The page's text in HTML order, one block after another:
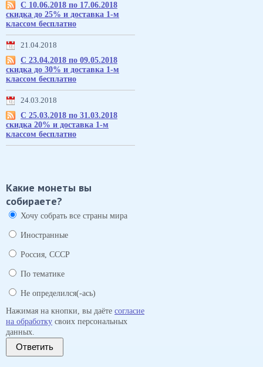
С 10.06.2018 по 17.06.2018
скидка до 25% и доставка 1-м
классом бесплатно
21.04.2018
С 23.04.2018 по 09.05.2018
скидка до 30% и доставка 1-м
классом бесплатно
24.03.2018
С 25.03.2018 по 31.03.2018
скидка 20% и доставка 1-м
классом бесплатно
Какие монеты вы
собираете?
Хочу собрать все страны мира
Иностранные
Россия, СССР
По тематике
Не определился(-ась)
Нажимая на кнопки, вы даёте согласие
на обработку своих персональных
данных.
Ответить